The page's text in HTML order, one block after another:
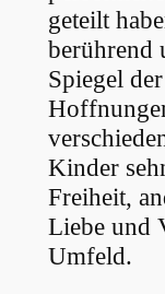
geteilt
berührend
Spiegel
Kinder
Freiheit,
Liebe und
Umfeld.